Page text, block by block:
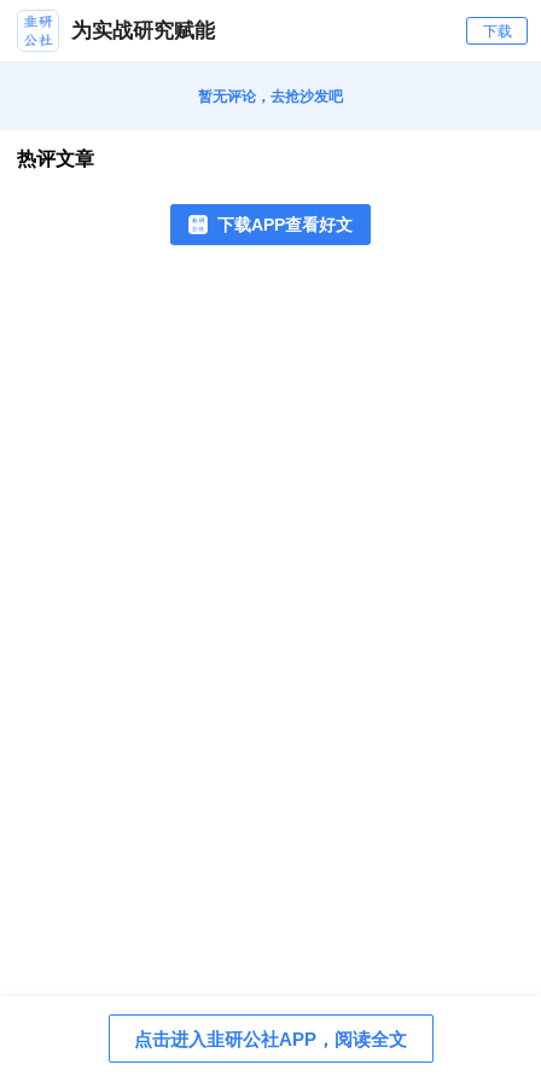
为实战研究赋能 下载
暂无评论，去抢沙发吧
热评文章
下载APP查看好文
点击进入韭研公社APP，阅读全文